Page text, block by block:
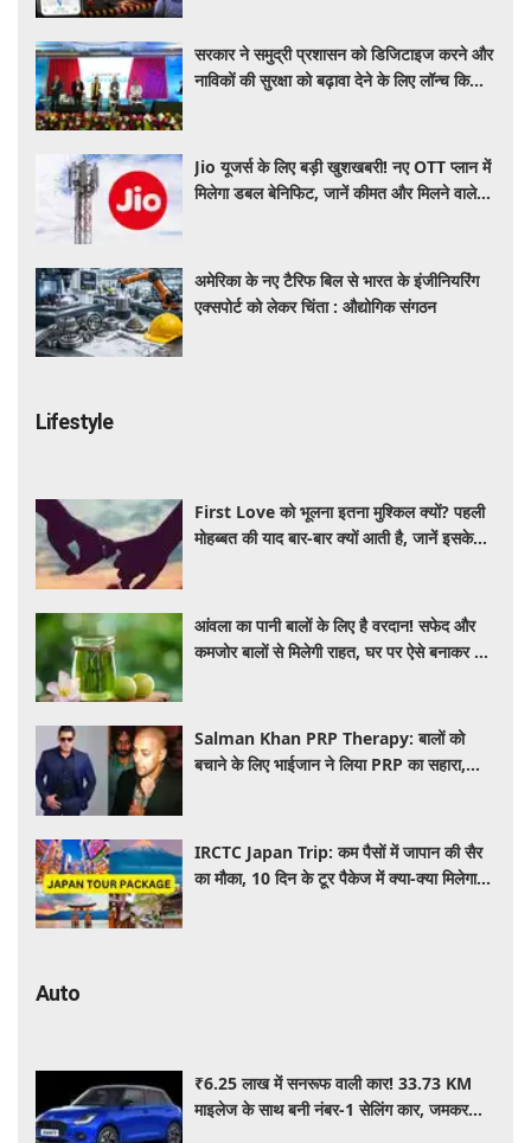
सरकार ने समुद्री प्रशासन को डिजिटाइज करने और
नाविकों की सुरक्षा को बढ़ावा देने के लिए लॉन्च किया
Jio यूजर्स के लिए बड़ी खुशखबरी! नए OTT प्लान में
मिलेगा डबल बेनिफिट, जानें कीमत और मिलने वाले
अमेरिका के नए टैरिफ बिल से भारत के इंजीनियरिंग
एक्सपोर्ट को लेकर चिंता : औद्योगिक संगठन
Lifestyle
First Love को भूलना इतना मुश्किल क्यों? पहली
मोहब्बत की याद बार-बार क्यों आती है, जानें इसके
आंवला का पानी बालों के लिए है वरदान! सफेद और
कमजोर बालों से मिलेगी राहत, घर पर ऐसे बनाकर करें
Salman Khan PRP Therapy: बालों को
बचाने के लिए भाईजान ने लिया PRP का सहारा,
IRCTC Japan Trip: कम पैसों में जापान की सैर
का मौका, 10 दिन के टूर पैकेज में क्या-क्या मिलेगा?
Auto
₹6.25 लाख में सनरूफ वाली कार! 33.73 KM
माइलेज के साथ बनी नंबर-1 सेलिंग कार, जमकर